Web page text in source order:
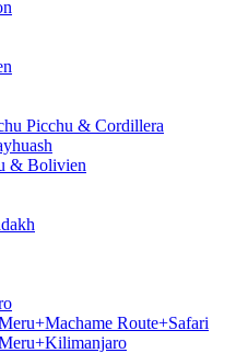
Picchu & Cordillera
& Bolivien
Route+Safari